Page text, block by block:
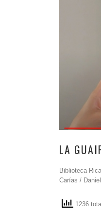
LA
Biblioteca
Carías /
1236